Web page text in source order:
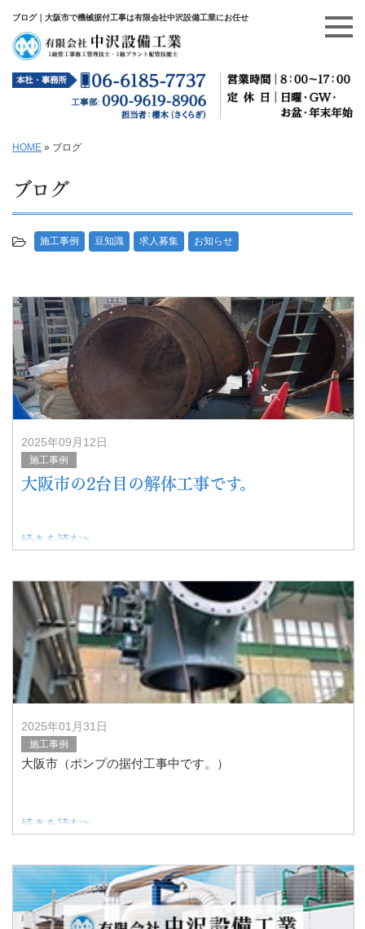
ブログ｜大阪市で機械据付工事は有限会社中沢設備工業にお任せ
HOME » ブログ
ブログ
施工事例 豆知識 求人募集 お知らせ
2025年09月12日
施工事例
大阪市の2台目の解体工事です。
続きを読む>
2025年01月31日
施工事例
大阪市（ポンプの据付工事中です。）
続きを読む>